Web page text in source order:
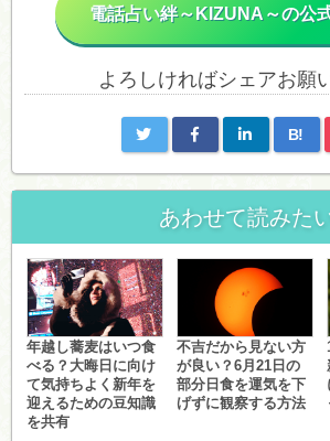
電話占い絆～KIZUNA～の公
よろしければシェアお願
B!
あわせて読みた
年越し蕎麦はいつ食
べる？大晦日に向け
て気持ちよく新年を
迎えるための豆知識
を共有
不吉だから見ない方
が良い？6月21日の
部分日食を運気を下
げずに観察する方法